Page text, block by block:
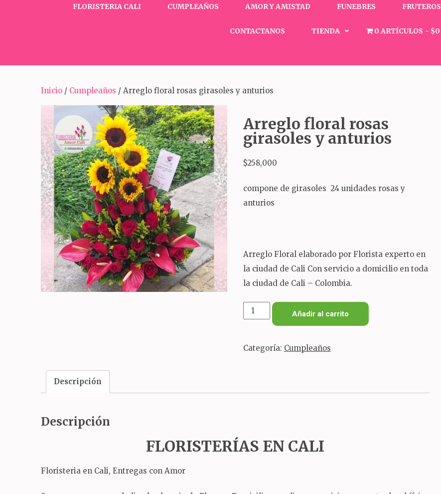
FLORISTERIA CALI CUMPLEAÑOS AMOR Y AMISTAD FUNEBRES FRUTEROS
CONTACTANOS TIENDA 0 ARTÍCULOS $0
Inicio / Cumpleaños / Arreglo floral rosas girasoles y anturios
Arreglo floral rosas
girasoles y anturios
$258,000
compone de girasoles 24 unidades rosas y
anturios
Arreglo Floral elaborado por Florista experto en
la ciudad de Cali Con servicio a domicilio en toda
la ciudad de Cali – Colombia.
Arreglo
girasoles
cantidad
Añadir al carrito
Categoría: Cumpleaños
Descripción
Descripción
FLORISTERÍAS EN CALI
Floristeria en Cali, Entregas con Amor